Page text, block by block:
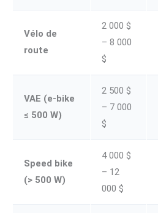
Vélo de
route
2 000 $
– 8 000
$
VAE (e-bike
≤ 500 W)
2 500 $
– 7 000
$
Speed bike
(> 500 W)
4 000 $
– 12
000 $